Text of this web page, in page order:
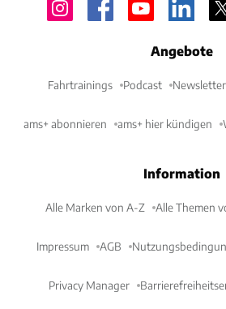
Angebote
Fahrtrainings Podcast Newsletter
ams+ abonnieren ams+ hier kündigen
Information
Alle Marken von A-Z Alle Themen
Impressum AGB
Privacy Manager